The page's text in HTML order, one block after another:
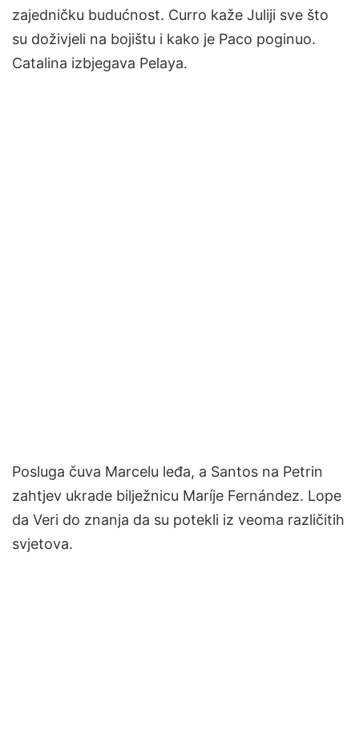
zajedničku budućnost. Curro kaže Juliji sve što
su doživjeli na bojištu i kako je Paco poginuo.
Catalina izbjegava Pelaya.
Posluga čuva Marcelu leđa, a Santos na Petrin
zahtjev ukrade bilježnicu Maríje Fernández. Lope
da Veri do znanja da su potekli iz veoma različitih
svjetova.